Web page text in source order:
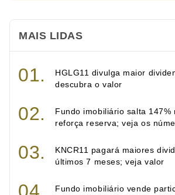
MAIS LIDAS
HGLG11 divulga maior
descubra o valor
Fundo imobiliário salta 147%
reforça reserva; veja os
KNCR11 pagará maiores
últimos 7 meses; veja valor
Fundo imobiliário vende